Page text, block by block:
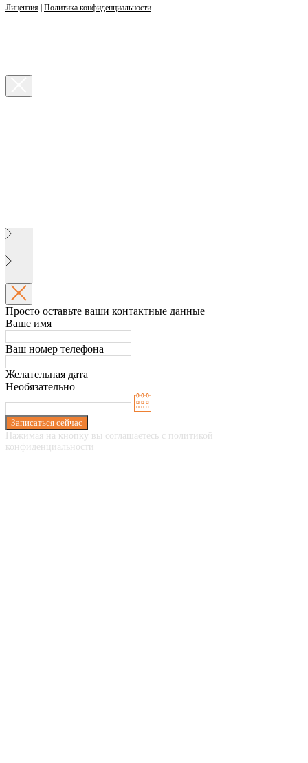
Лицензия | Политика конфиденциальности
Просто оставьте ваши контактные данные
Ваше имя
Ваш номер телефона
Желательная дата
Необязательно
Записаться сейчас
Нажимая на кнопку вы соглашаетесь с политикой
конфиденциальности